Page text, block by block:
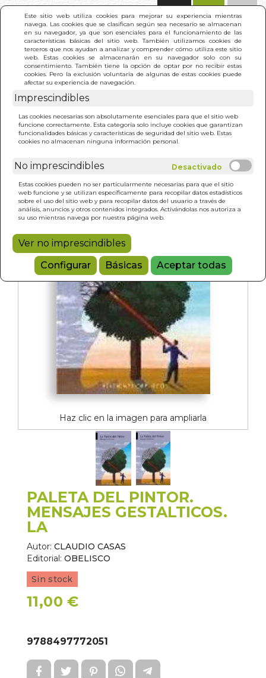
Este sitio web utiliza cookies para mejorar su experiencia mientras
navega. Las cookies que se clasifican según sea necesario se almacenan
en su navegador, ya que son esenciales para el funcionamiento de las
características básicas del sitio web. También utilizamos cookies de
terceros que nos ayudan a analizar y comprender cómo utiliza este sitio
web. Estas cookies se almacenarán en su navegador solo con su
consentimiento. También tiene la opción de optar por no recibir estas
cookies. Pero la exclusión voluntaria de algunas de estas cookies puede
afectar su experiencia de navegación.
Imprescindibles
Las cookies necesarias son absolutamente esenciales para que el sitio web
funcione correctamente. Esta categoría solo incluye cookies que garantizan
funcionalidades básicas y características de seguridad del sitio web. Estas
cookies no almacenan ninguna información personal.
No imprescindibles
Estas cookies pueden no ser particularmente necesarias para que el sitio
web funcione y se utilizan específicamente para recopilar datos estadísticos
sobre el uso del sitio web y para recopilar datos del usuario a través de
análisis, anuncios y otros contenidos integrados. Activándolas nos autoriza a
su uso mientras navega por nuestra página web.
Ver no imprescindibles
Configurar
Básicas Aceptar todas
INICIO >
GESTALTICOS. LA
Haz clic en la imagen para ampliarla
PALETA DEL PINTOR.
MENSAJES GESTALTICOS.
LA
Autor: CLAUDIO CASAS
Editorial: OBELISCO
Sin stock
11,00 €
9788497772051